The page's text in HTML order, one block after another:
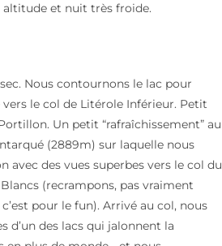
altitude et nuit très froide.
Nous contournons le lac pour
le col de Litérole Inférieur. Petit
Un petit “rafraîchissement” au
(2889m) sur laquelle nous
avec des vues superbes vers le col du
(recrampons, pas vraiment
pour le fun). Arrivé au col, nous
d’un des lacs qui jalonnent la